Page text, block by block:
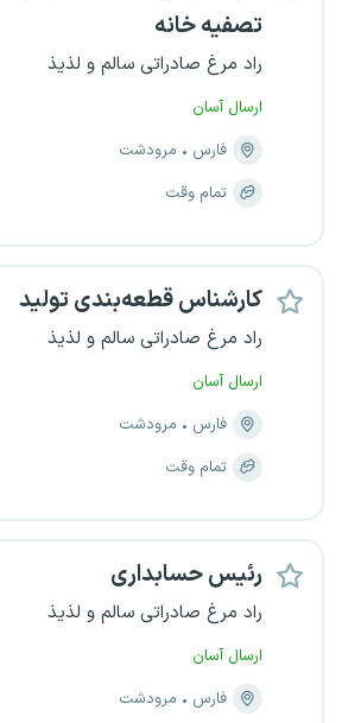
تصفیه خانه
راد مرغ صادراتی سالم و لذیذ
ارسال آسان
فارس
مرودشت
تمام وقت
کارشناس قطعه‌بندی تولید
راد مرغ صادراتی سالم و لذیذ
ارسال آسان
فارس
مرودشت
تمام وقت
رئیس حسابداری
راد مرغ صادراتی سالم و لذیذ
ارسال آسان
فارس
مرودشت